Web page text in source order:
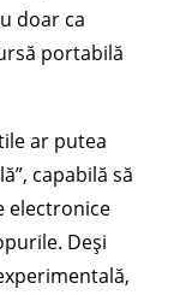
doar ca
portabilă
ar putea
capabilă să
electronice
Deși